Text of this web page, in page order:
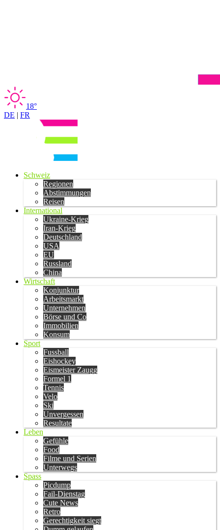
18°
DE | FR
Schweiz
Regionen
Abstimmungen
Reisen
International
Ukraine-Krieg
Iran-Krieg
Deutschland
USA
EU
Russland
China
Wirtschaft
Konjunktur
Arbeitsmarkt
Unternehmen
Börse und Co
Immobilien
Konsum
Sport
Fussball
Eishockey
Eismeister Zaugg
Formel 1
Tennis
Velo
Ski
Unvergessen
Resultate
Leben
Gefühle
Food
Filme und Serien
Unterwegs
Spass
Picdump
Fail-Dienstag
Cute News
Retro
Gerechtigkeit siegt